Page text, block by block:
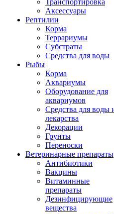
Транспортировка
Аксессуары
Рептилии
Корма
Террариумы
Субстраты
Средства для воды
Рыбы
Корма
Аквариумы
Оборудование для
аквариумов
Средства для воды
лекарства
Декорации
Грунты
Переноски
Ветеринарные препараты
Антибиотики
Вакцины
Витаминные
препараты
Дезинфицирующие
вещества